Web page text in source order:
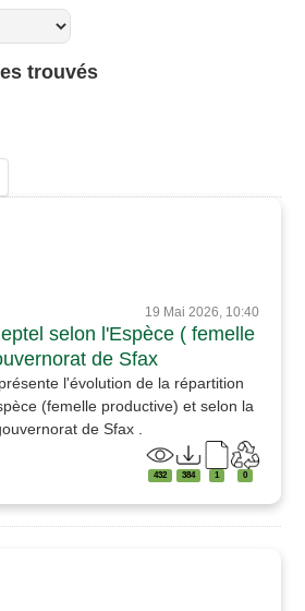
trouvés
19 Mai 2026, 10:40
selon l'Espèce ( femelle
de Sfax
l'évolution de la répartition
(femelle productive) et selon la
de Sfax .
432 384 1 0